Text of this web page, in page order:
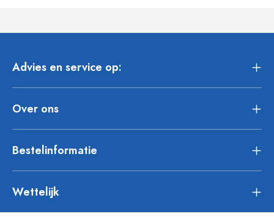
Advies en service op:
Over ons
Bestelinformatie
Wettelijk